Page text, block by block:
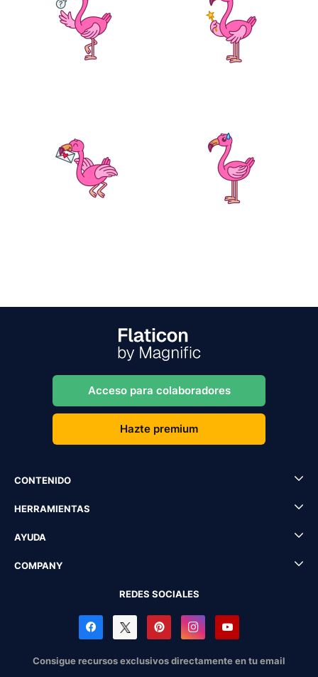
Acceso para colaboradores
Hazte premium
CONTENIDO
HERRAMIENTAS
AYUDA
COMPANY
REDES SOCIALES
Consigue recursos exclusivos directamente en tu email